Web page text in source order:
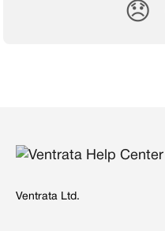
😞
Ventrata Ltd.